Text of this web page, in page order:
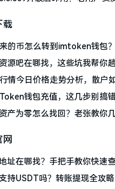
载
的币怎么转到imtoken钱包？
源吧在哪找，这些坑我帮你
情今日价格走势分析，散户如
牢
钱包充值，这几步别搞错
产为零怎么找回？老张教你
址在哪找？手把手教你快速
持USDT吗？转账提现全攻略